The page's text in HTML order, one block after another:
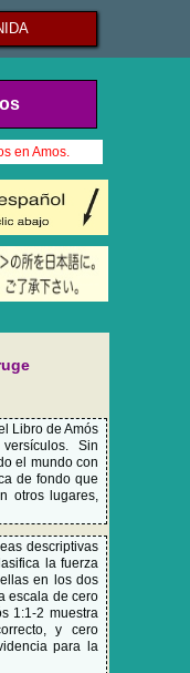
en Amos.
Libro de Amós
Sin
el mundo con
de fondo que
otros lugares,
descriptivas
la fuerza
en los dos
escala de cero
1:1-2 muestra
y cero
para la